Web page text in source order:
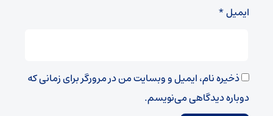
ایمیل*
ذخیره نام، ایمیل و وبسایت من در مرورگر برای زمانی که
دوباره دیدگاهی می‌نویسم.